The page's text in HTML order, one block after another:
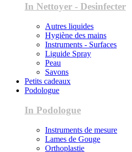
In Nettoyer - Desinfecter
Autres liquides
Hygiène des mains
Instruments - Surfaces
Liguide Spray
Peau
Savons
Petits cadeaux
Podologue
In Podologue
Instruments de mesure
Lames de Gouge
Orthoplastie